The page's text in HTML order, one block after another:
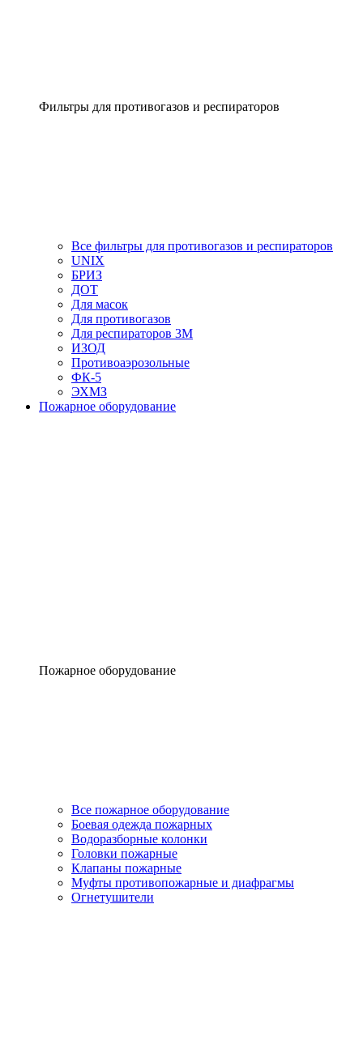
Фильтры для противогазов и респираторов
Все фильтры для противогазов и респираторов
UNIX
БРИЗ
ДОТ
Для масок
Для противогазов
Для респираторов 3М
ИЗОД
Противоаэрозольные
ФК-5
ЭХМЗ
Пожарное оборудование
Пожарное оборудование
Все пожарное оборудование
Боевая одежда пожарных
Водоразборные колонки
Головки пожарные
Клапаны пожарные
Муфты противопожарные и диафрагмы
Огнетушители